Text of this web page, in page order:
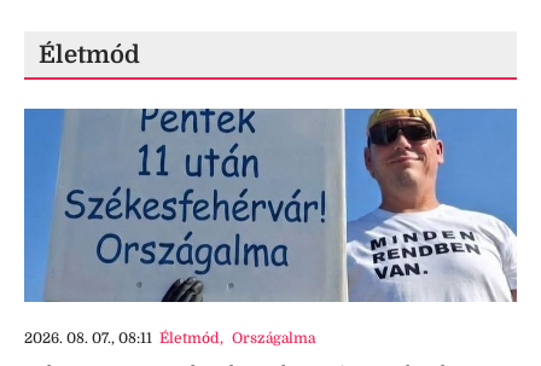
Életmód
2026. 08. 07., 08:11 Életmód, Országalma